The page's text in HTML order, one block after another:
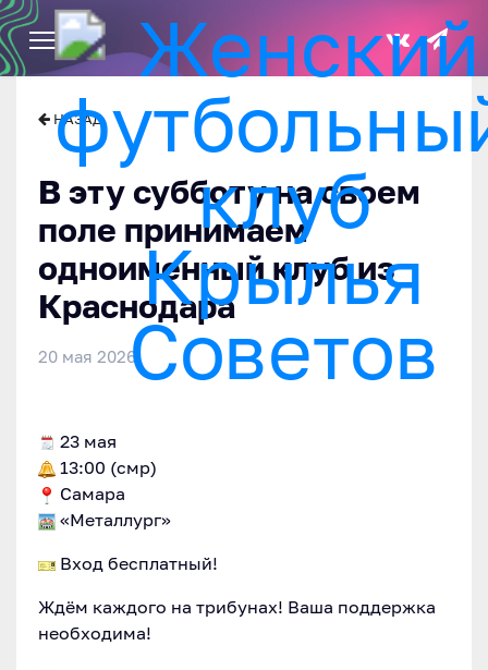
НАЗАД
В эту субботу на своем
поле принимаем
одноименный клуб из
Краснодара
20 мая 2026
23 мая
13:00 (смр)
Самара
«Металлург»
Вход бесплатный!
Ждём каждого на трибунах! Ваша поддержка
необходима!